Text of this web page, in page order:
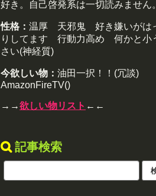
好き。自己啓発系は一切読みません。
性格： 温厚 天邪鬼 好き嫌いがは
りしてます 行動力高め 何かと小
さい(神経質)
今欲しい物： 油田一択！！(冗談)
AmazonFireTV()
→→欲しい物リスト ←←
記事検索